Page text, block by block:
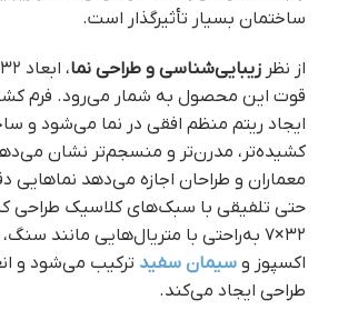
ساختمان بسیار تأثیرگذار است.
از نظر زیبایی‌شناسی و طراحی نما
قوت این محصول به شمار می‌رود. فرم
ایجاد ریتم منظم افقی در نما می‌شود و
کشیده‌تر، مدرن‌تر و منسجم‌تر نشان
معماران و طراحان اجازه می‌دهد نماهایی
حتی تلفیقی با سبک‌های کلاسیک طراحی
۳۲×۷ به‌راحتی با متریال‌هایی مانند
اکسپوز و سیمان سفید ترکیب می‌شود و
طراحی ایجاد می‌کند.